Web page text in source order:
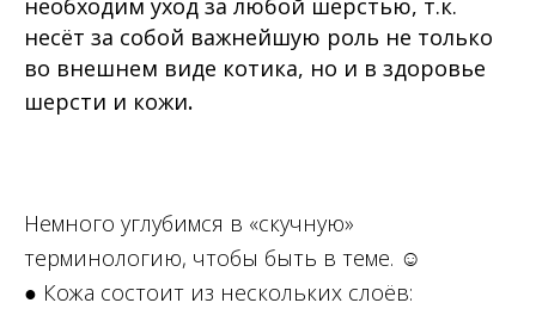
необходим уход за любой шерстью, т.к.
несёт за собой важнейшую роль не только
во внешнем виде котика, но и в здоровье
шерсти и кожи.
Немного углубимся в «скучную»
терминологию, чтобы быть в теме. ☺
● Кожа состоит из нескольких слоёв: